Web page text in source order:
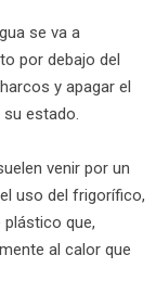
se va a
por debajo del
y apagar el
estado.
venir por un
uso del frigorífico,
que,
al calor que